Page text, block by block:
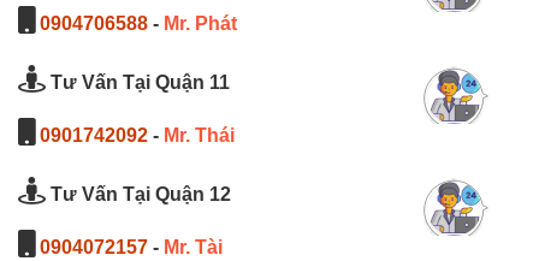
0904706588 - Mr. Phát
Tư Vấn Tại Quận 11
0901742092 - Mr. Thái
Tư Vấn Tại Quận 12
0904072157 - Mr. Tài